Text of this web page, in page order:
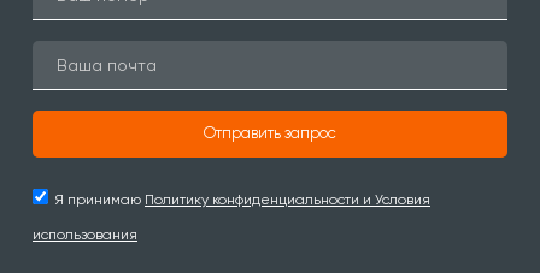
Отправить запрос
Я принимаю Политику конфиденциальности и Условия
использования